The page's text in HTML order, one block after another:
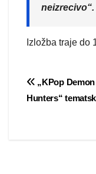
neizrecivo“.
Izložba traje do
Post
„KPop Demon
Hunters“